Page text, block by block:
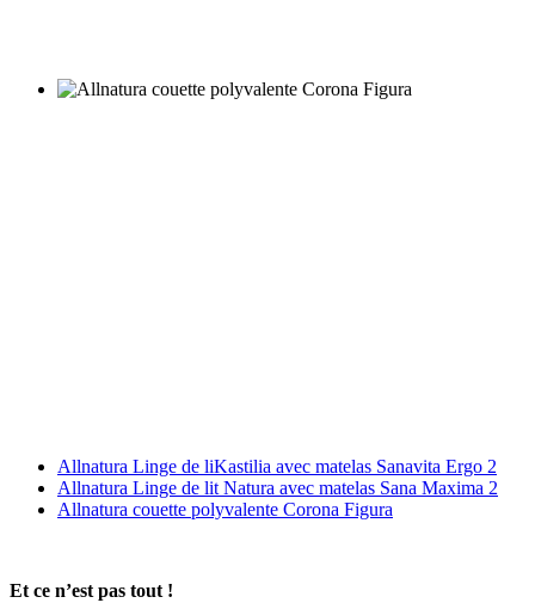
Allnatura Linge de liKastilia avec matelas Sanavita Ergo 2
Allnatura Linge de lit Natura avec matelas Sana Maxima 2
Allnatura couette polyvalente Corona Figura
Et ce n’est pas tout !